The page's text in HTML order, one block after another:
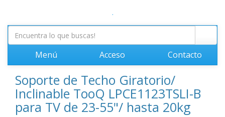
.
Menú Acceso Contacto
Soporte de Techo Giratorio/
Inclinable TooQ LPCE1123TSLI-B
para TV de 23-55"/ hasta 20kg